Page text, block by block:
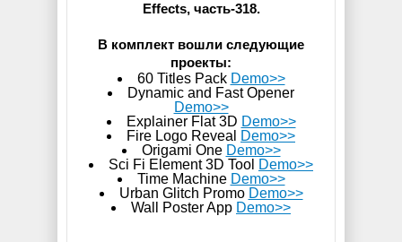
Effects, часть-318.
В комплект вошли следующие
проекты:
60 Titles Pack Demo>>
Dynamic and Fast Opener
Demo>>
Explainer Flat 3D Demo>>
Fire Logo Reveal
Demo>>
Origami One Demo>>
Sci Fi Element 3D Tool Demo>>
Time Machine Demo>>
Urban Glitch Promo Demo>>
Wall Poster App Demo>>